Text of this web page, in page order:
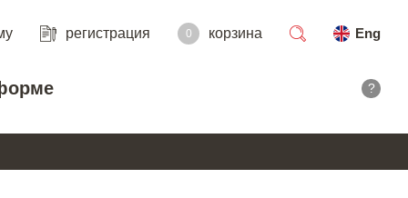
регистрация 0 корзина
Eng
?